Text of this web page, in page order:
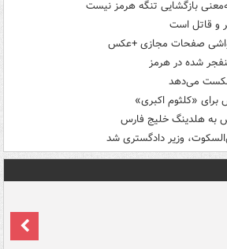
بازگشایی تنگه هرمز نیست
و قاتل است
صفحات مجازی +عکس
شده در هرمز
شکست می‌دهد
وزیر دادگستری شد